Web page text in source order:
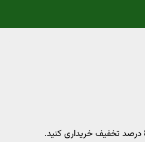
بدون نیاز به استفاده از کد تخفیف می‌توانید اشتراک فیدی پلاس را در وبسایت یا اپلیکیشن فیدیبو با 80 درصد تخفیف خریداری کنید.